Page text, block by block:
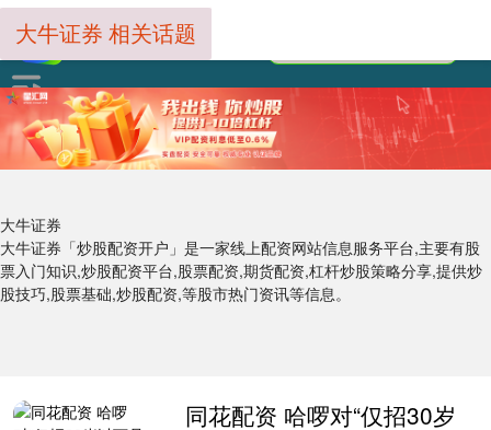
大牛证券
大牛证券「炒股配资开户」是一家线上配资网站信息服务平台,主要有股
票入门知识,炒股配资平台,股票配资,期货配资,杠杆炒股策略分享,提供炒
股技巧,股票基础,炒股配资,等股市热门资讯等信息。
大牛证券 相关话题
同花配资 哈啰对“仅招30岁